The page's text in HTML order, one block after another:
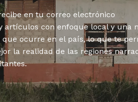
en tu correo electrónico
artículos con enfoque local y una
ocurre en el país, lo que te
la realidad de las regiones